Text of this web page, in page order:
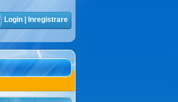
Login Inregistrare